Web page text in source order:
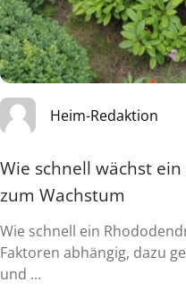
Heim-Redaktion
Wie schnell wächst
zum Wachstum
Wie schnell ein
Faktoren abhängig, dazu
und ...